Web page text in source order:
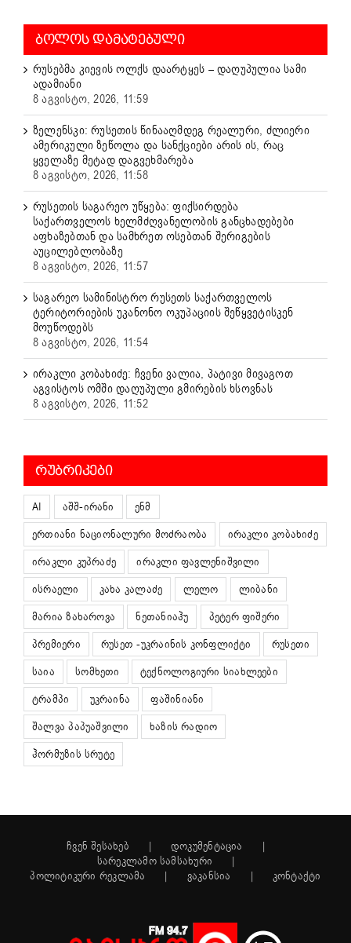
ᲑᲝᲚᲝᲡ ᲓᲐᲛᲐᲢᲔᲑᲣᲚᲘ
რუსებმა კიევის ოლქს დაარტყეს – დაღუპულია სამი
ადამიანი
8 აგვისტო, 2026, 11:59
ზელენსკი: რუსეთის წინააღმდეგ რეალური, ძლიერი
ამერიკული ზეწოლა და სანქციები არის ის, რაც
ყველაზე მეტად დაგვეხმარება
8 აგვისტო, 2026, 11:58
რუსეთის საგარეო უწყება: ფიქსირდება
საქართველოს ხელმძღვანელობის განცხადებები
აფხაზებთან და სამხრეთ ოსებთან შერიგების
აუცილებლობაზე
8 აგვისტო, 2026, 11:57
საგარეო სამინისტრო რუსეთს საქართველოს
ტერიტორიების უკანონო ოკუპაციის შეწყვეტისკენ
მოუწოდებს
8 აგვისტო, 2026, 11:54
ირაკლი კობახიძე: ჩვენი ვალია, პატივი მივაგოთ
აგვისტოს ომში დაღუპული გმირების ხსოვნას
8 აგვისტო, 2026, 11:52
ᲠᲣᲑᲠᲘᲙᲔᲑᲘ
AI აშშ-ირანი
ენმ
ერთიანი ნაციონალური მოძრაობა
ირაკლი კობახიძე
ირაკლი კუპრაძე
ირაკლი ფავლენიშვილი
ისრაელი
კახა კალაძე ლელო
ლიბანი
მარია ზახაროვა
ნეთანიაჰუ
პეტერ ფიშერი
პრემიერი
რუსეთ -უკრაინის კონფლიქტი
რუსეთი
საია
სომხეთი
ტექნოლოგიური სიახლეები
ტრამპი
უკრაინა
ფაშინიანი
შალვა პაპუაშვილი
ხაზის რადიო
ჰორმუზის სრუტე
ჩვენ შესახებ
დოკუმენტაცია
სარეკლამო სამსახური
პოლიტიკური რეკლამა
ვაკანსია კონტაქტი